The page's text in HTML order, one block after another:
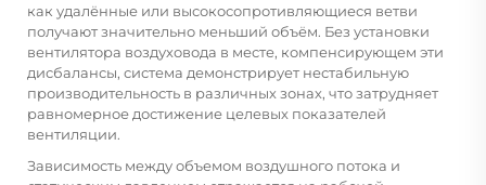
как удалённые или высокосопротивляющиеся ветви
получают значительно меньший объём. Без установки
вентилятора воздуховода в месте, компенсирующем эти
дисбалансы, система демонстрирует нестабильную
производительность в различных зонах, что затрудняет
равномерное достижение целевых показателей
вентиляции.
Зависимость между объемом воздушного потока и